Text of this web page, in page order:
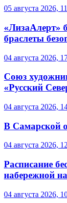
05 августа 2026,
«ЛизаАлерт»
браслеты
04 августа 2026,
Союз
«Русский
04 августа 2026,
В Самарской
04 августа 2026,
Расписание
набережной
04 августа 2026,